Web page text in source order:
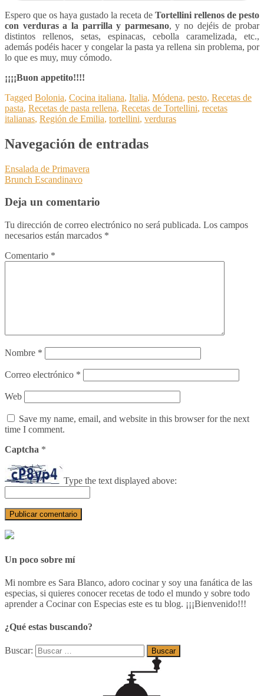
Espero que os haya gustado la receta de Tortellini rellenos de pesto
con verduras a la parrilla y parmesano, y no dejéis de probar
distintos rellenos, setas, espinacas, cebolla caramelizada, etc.,
además podéis hacer y congelar la pasta ya rellena sin problema, por
lo que es muy, muy cómodo.
¡¡¡¡Buon appetito!!!!
Tagged Bolonia, Cocina italiana, Italia, Módena, pesto, Recetas de
pasta, Recetas de pasta rellena, Recetas de Tortellini, recetas
italianas, Región de Emilia, tortellini, verduras
Navegación de entradas
Ensalada de Primavera
Brunch Escandinavo
Deja un comentario
Tu dirección de correo electrónico no será publicada. Los campos
necesarios están marcados *
Comentario *
Nombre *
Correo electrónico *
Web
Save my name, email, and website in this browser for the next
time I comment.
Captcha *
Type the text displayed above:
Un poco sobre mí
Mi nombre es Sara Blanco, adoro cocinar y soy una fanática de las
especias, si quieres conocer recetas de todo el mundo y sobre todo
aprender a Cocinar con Especias este es tu blog. ¡¡¡Bienvenido!!!
¿Qué estas buscando?
Buscar: